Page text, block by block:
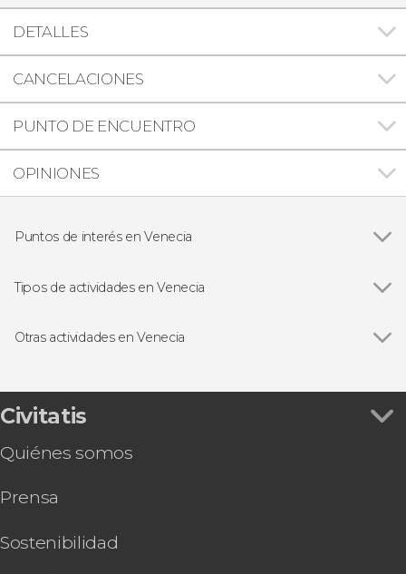
DETALLES
CANCELACIONES
PUNTO DE ENCUENTRO
OPINIONES
Puntos de interés en Venecia
Basílica de San Marcos
Puente de Rialto
Tipos de actividades en Venecia
Excursiones de un día
Otras actividades en Venecia
la iglesia de la Piedad
Entrada al Teatro La Fenice
Transporte privado en barco entre el
Subida al campanario de San Marcos +
Entrada al Palacio de las Prisiones con audioguía
Civitatis
Quiénes somos
Prensa
Sostenibilidad